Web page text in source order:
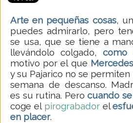
Arte en pequeñas cosas,
puedes admirarlo, pero
se usa, que se tiene a
llevándolo colgado,como
motivo por el que
y su Pajarico no se permiten
semana de descanso.
es su rutina. Perocuando
coge el pirograbador el
en placer.